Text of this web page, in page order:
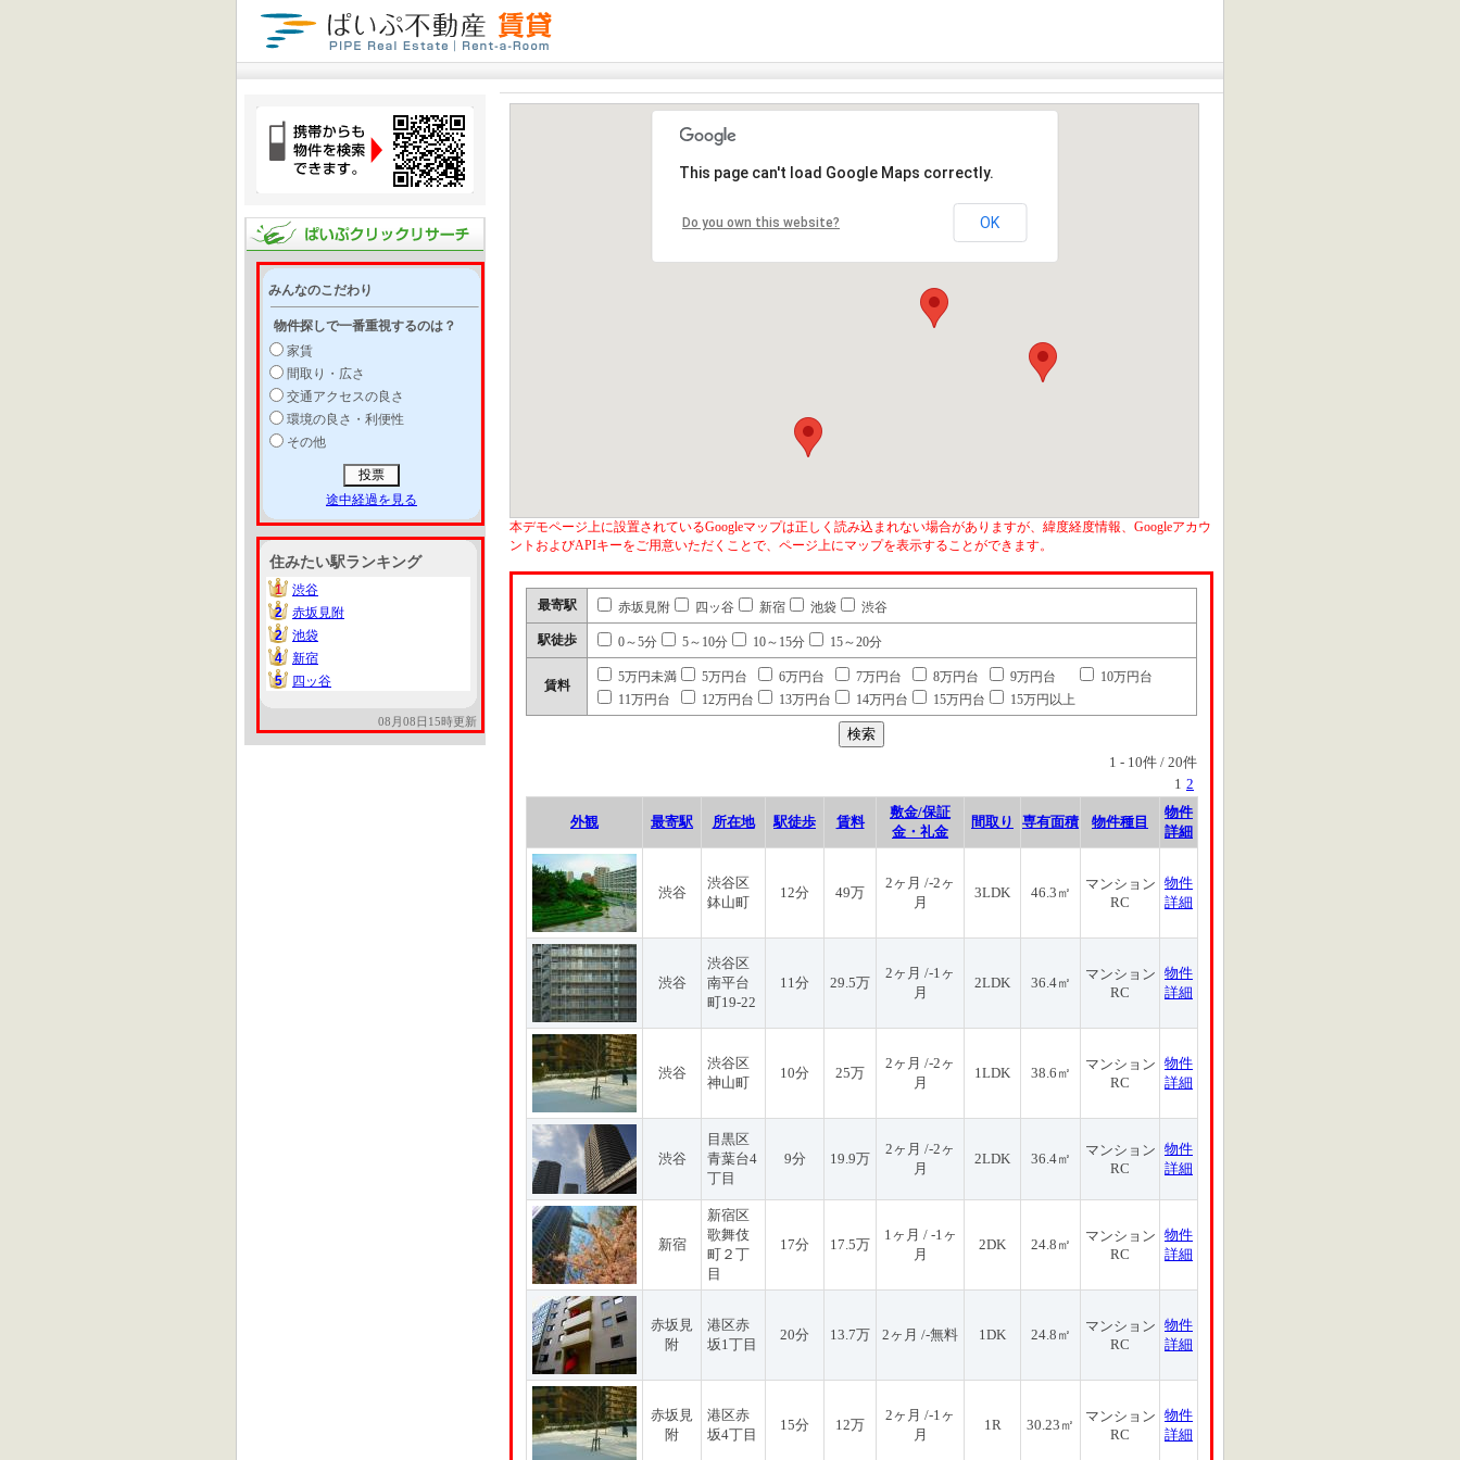
みんなのこだわり
物件探しで一番重視するのは？
家賃
間取り・広さ
交通アクセスの良さ
環境の良さ・利便性
その他
途中経過を見る
住みたい駅ランキング
1
1
渋谷
2
2
赤坂見附
2
2
池袋
4
4
新宿
5
5 四ッ谷
08月08日15時更新
This page can't load Google Maps correctly.
Do you own this website? OK
本デモページ上に設置されているGoogleマップは正しく読み込まれない場合がありますが、緯度経度情報、Googleアカウ
ントおよびAPIキーをご用意いただくことで、ページ上にマップを表示することができます。
最寄駅 赤坂見附 四ッ谷 新宿 池袋 渋谷
駅徒歩 0～5分 5～10分 10～15分 15～20分
賃料
5万円未満 5万円台 6万円台 7万円台 8万円台 9万円台
10万円台
11万円台
12万円台 13万円台 14万円台 15万円台 15万円以上
1 - 10件 / 20件
1 2
外観 最寄駅 所在地 駅徒歩 賃料
敷金/保証
金・礼金
間取り 専有面積 物件種目
物件
詳細
渋谷
渋谷区
鉢山町
12分 49万
2ヶ月 /-2ヶ
月
3LDK 46.3㎡
マンション
RC
物件
詳細
渋谷
渋谷区
南平台
町19-22
11分 29.5万
2ヶ月 /-1ヶ
月
2LDK 36.4㎡
マンション
RC
物件
詳細
渋谷
渋谷区
神山町
10分 25万
2ヶ月 /-2ヶ
月
1LDK 38.6㎡
マンション
RC
物件
詳細
渋谷
目黒区
青葉台4
丁目
9分 19.9万
2ヶ月 /-2ヶ
月
2LDK 36.4㎡
マンション
RC
物件
詳細
新宿
新宿区
歌舞伎
町２丁
目
17分 17.5万
1ヶ月 / -1ヶ
月
2DK 24.8㎡
マンション
RC
物件
詳細
赤坂見
附
港区赤
坂1丁目
20分 13.7万 2ヶ月 /-無料 1DK 24.8㎡
マンション
RC
物件
詳細
赤坂見
附
港区赤
坂4丁目
15分 12万
2ヶ月 /-1ヶ
月
1R 30.23㎡
マンション
RC
物件
詳細